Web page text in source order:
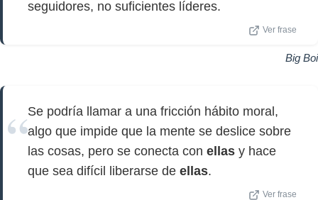
seguidores, no suficientes líderes.
Ver frase
Big Boi
Se podría llamar a una fricción hábito moral,
algo que impide que la mente se deslice sobre
las cosas, pero se conecta con ellas y hace
que sea difícil liberarse de ellas.
Ver frase